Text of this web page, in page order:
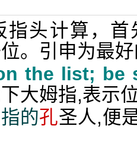
指头计算，
。引申为最
the list; be
大姆指,表示
的孔圣人,便